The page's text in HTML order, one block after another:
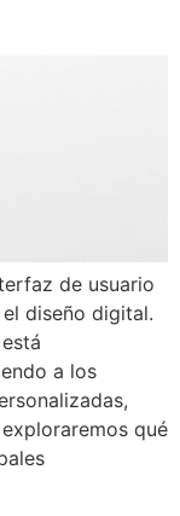
de usuario
diseño digital.
a los
qué